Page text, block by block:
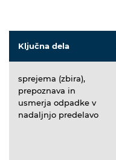
Ključna dela
sprejema (zbira),
prepoznava in
usmerja odpadke v
nadaljnjo predelavo